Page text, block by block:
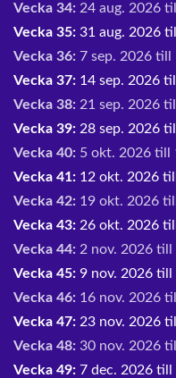
Vecka 34: 24 aug. 2026
Vecka 35: 31 aug. 2026
Vecka 36: 7 sep. 2026 till
Vecka 37: 14 sep. 2026
Vecka 38: 21 sep. 2026
Vecka 39: 28 sep. 2026
Vecka 40: 5 okt. 2026 till
Vecka 41: 12 okt. 2026
Vecka 42: 19 okt. 2026
Vecka 43: 26 okt. 2026
Vecka 44: 2 nov. 2026 till
Vecka 45: 9 nov. 2026 till
Vecka 46: 16 nov. 2026
Vecka 47: 23 nov. 2026
Vecka 48: 30 nov. 2026
Vecka 49: 7 dec. 2026 till